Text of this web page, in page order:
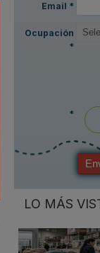
Email *
Ocupación
*
*
LO MÁS